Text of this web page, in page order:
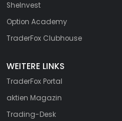
SheInvest
Option Academy
TraderFox Clubhouse
WEITERE LINKS
TraderFox Portal
aktien Magazin
Trading-Desk